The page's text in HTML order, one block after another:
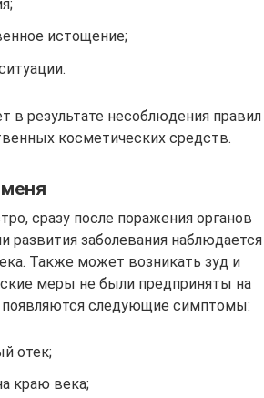
истощение;
в результате несоблюдения правил
косметических средств.
сразу после поражения органов
заболевания наблюдается
Также может возникать зуд и
меры не были предприняты на
появляются следующие симптомы:
отек;
краю века;